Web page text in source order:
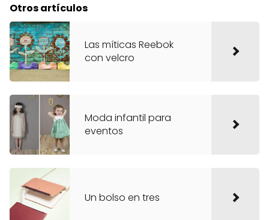
Otros artículos
Las míticas Reebok
con velcro
Moda infantil para
eventos
Un bolso en tres